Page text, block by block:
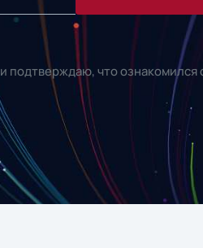
и подтверждаю, что ознакомился